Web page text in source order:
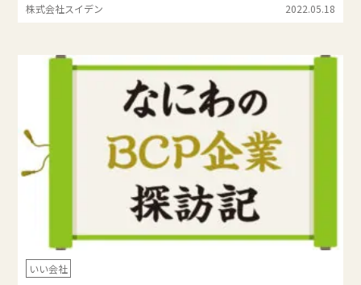
株式会社スイデン 2022.05.18
いい会社